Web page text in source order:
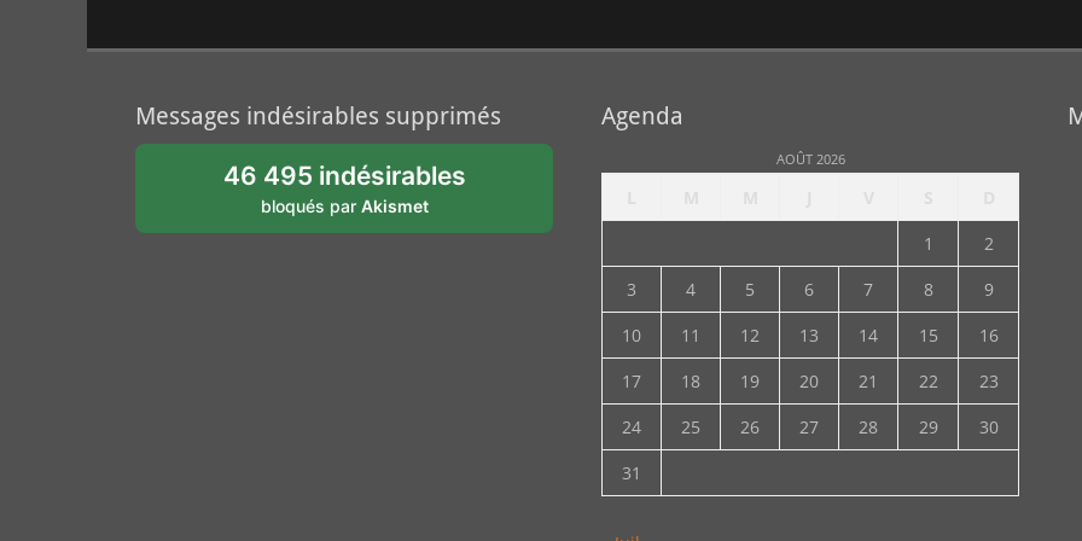
Messages indésirables supprimés
46 495 indésirables
bloqués par Akismet
Agenda
AOÛT 2026
1
2
3
4 5 6 7 8
9
10
11 12 13 14 15
16
17
18 19 20 21 22
23
24
25 26 27 28 29
30
31